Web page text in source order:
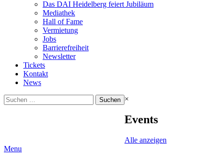
Das DAI Heidelberg feiert Jubiläum
Mediathek
Hall of Fame
Vermietung
Jobs
Barrierefreiheit
Newsletter
Tickets
Kontakt
News
Suchen
nach:
×
Events
Alle anzeigen
Menu